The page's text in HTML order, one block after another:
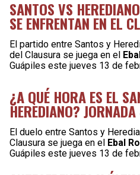
SANTOS VS
SE ENFRENTAN EN EL
El partido entre Santos y
del Clausura se juega en el
Guápiles este jueves 13 de
¿A QUÉ HORA ES EL
HEREDIANO?
El duelo entre Santos y
Clausura se juega en el Ebal
Guápiles este jueves 13 de